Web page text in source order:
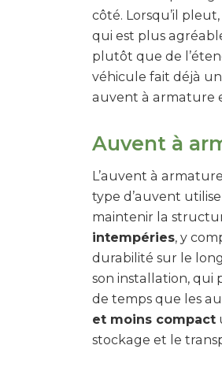
côté. Lorsqu’il
qui est plus
plutôt que de
véhicule fait déjà
auvent à armature
Auvent à
L’auvent à
type d’auvent
maintenir la
intempéries, y
durabilité sur le
son installation, qui
de temps que les
et moins compact
stockage et le